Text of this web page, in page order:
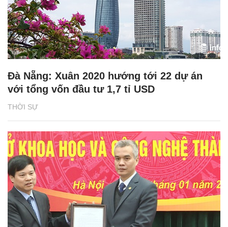
THỜI SỰ
Đà Nẵng: Xuân 2020 hướng tới 22 dự án
với tổng vốn đầu tư 1,7 tỉ USD